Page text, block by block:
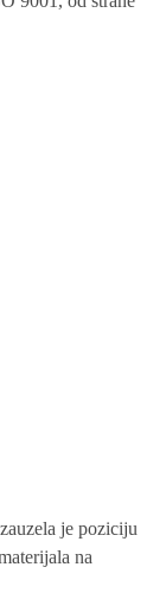
je poziciju
na